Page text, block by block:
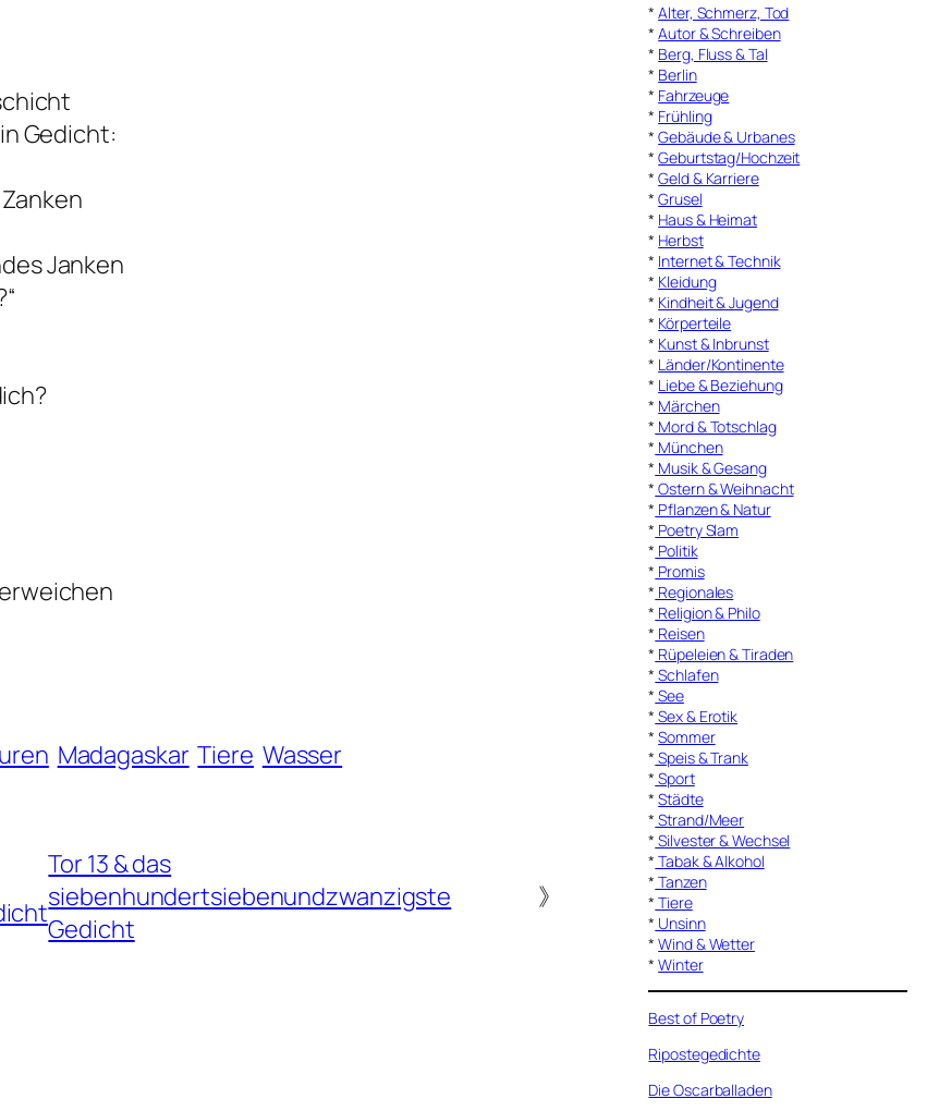
Gedicht:
Janken
Madagaskar Tiere Wasser
Tor 13 & das
siebenhundertsiebenundzwanzigste
Gedicht
》
*Alter, Schmerz, Tod
*Autor & Schreiben
* Berg, Fluss & Tal
* Berlin
* Fahrzeuge
* Frühling
*Gebäude & Urbanes
*Geburtstag/Hochzeit
*Geld & Karriere
*Grusel
* Haus & Heimat
* Herbst
* Internet & Technik
* Kleidung
* Kindheit & Jugend
* Körperteile
* Kunst & Inbrunst
* Länder/Kontinente
* Liebe & Beziehung
* Märchen
* Mord & Totschlag
* München
* Musik & Gesang
* Ostern & Weihnacht
* Pflanzen & Natur
* Poetry Slam
* Politik
* Promis
* Regionales
* Religion & Philo
* Reisen
* Rüpeleien & Tiraden
* Schlafen
* See
* Sex & Erotik
*Sommer
* Speis & Trank
* Sport
*Städte
* Strand/Meer
* Silvester & Wechsel
* Tabak & Alkohol
* Tanzen
* Tiere
* Unsinn
*Wind & Wetter
*Winter
Best of Poetry
Ripostegedichte
Die Oscarballaden